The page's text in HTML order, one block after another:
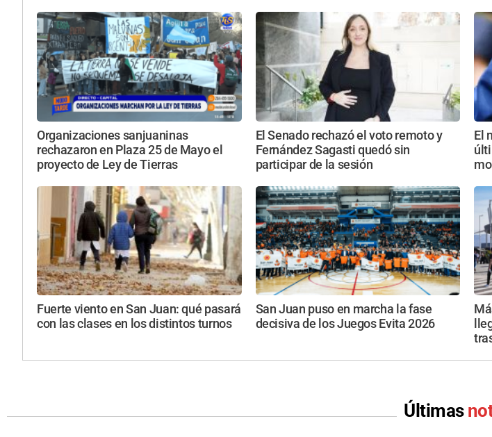
Organizaciones sanjuaninas
rechazaron en Plaza 25 de Mayo el
proyecto de Ley de Tierras
El Senado rechazó el voto remoto y
Fernández Sagasti quedó sin
participar de la sesión
El
Fuerte viento en San Juan: qué pasará
con las clases en los distintos turnos
San Juan puso en marcha la fase
decisiva de los Juegos Evita 2026
Últimas